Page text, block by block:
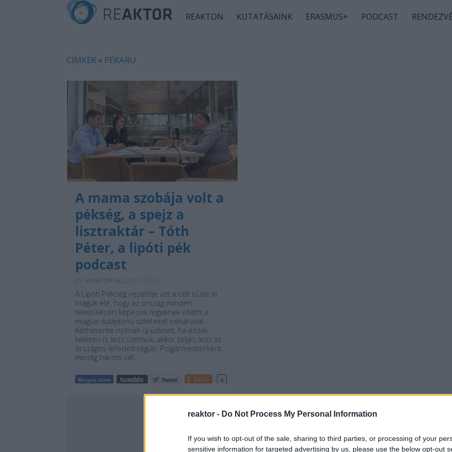
reaktor - Do Not Process My Personal Information
If you wish to opt-out of the sale, sharing to third parties, or processing of your
sensitive information for targeted advertising by us, please use the below opt-out
REAKTON KUTATÁSAINK ERASMUS+ PODCAST
CÍMKÉK » PÉKÁRU
A mama szobája volt a
pékség, a spejz a
lisztraktár – Tóth
Péter, a lipóti pék
podcast
REAKTOR.HU
A Lipóti Pékség vezetője azt a célt tűzte ki
maguk elé, hogy az ország minden
településén képesek legyenek ellátni a
magyar tulajdonú üzleteket pékáruval.
Kéthetente nyitnak új üzletet, ha észak-
keleten is lesz üzemük, akkor teljes lesz az
országos lefedettségük. Polgármesterként
mindig három cél…
Tetszik 0
REAKTOR